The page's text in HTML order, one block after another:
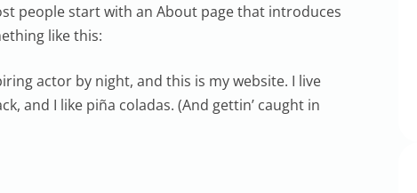
people start with an About page that introduces
like this:
actor by night, and this is my website. I live
and I like piña coladas. (And gettin’ caught in